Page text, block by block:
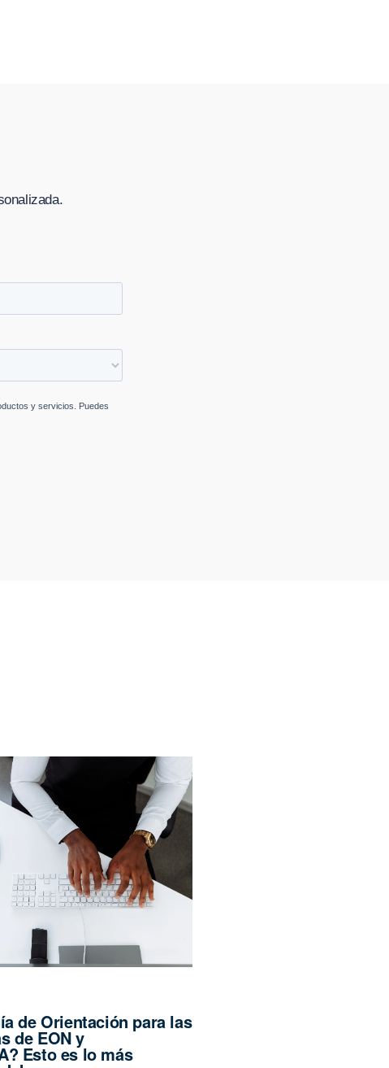
de Orientación para las
de EON y
Esto es lo más